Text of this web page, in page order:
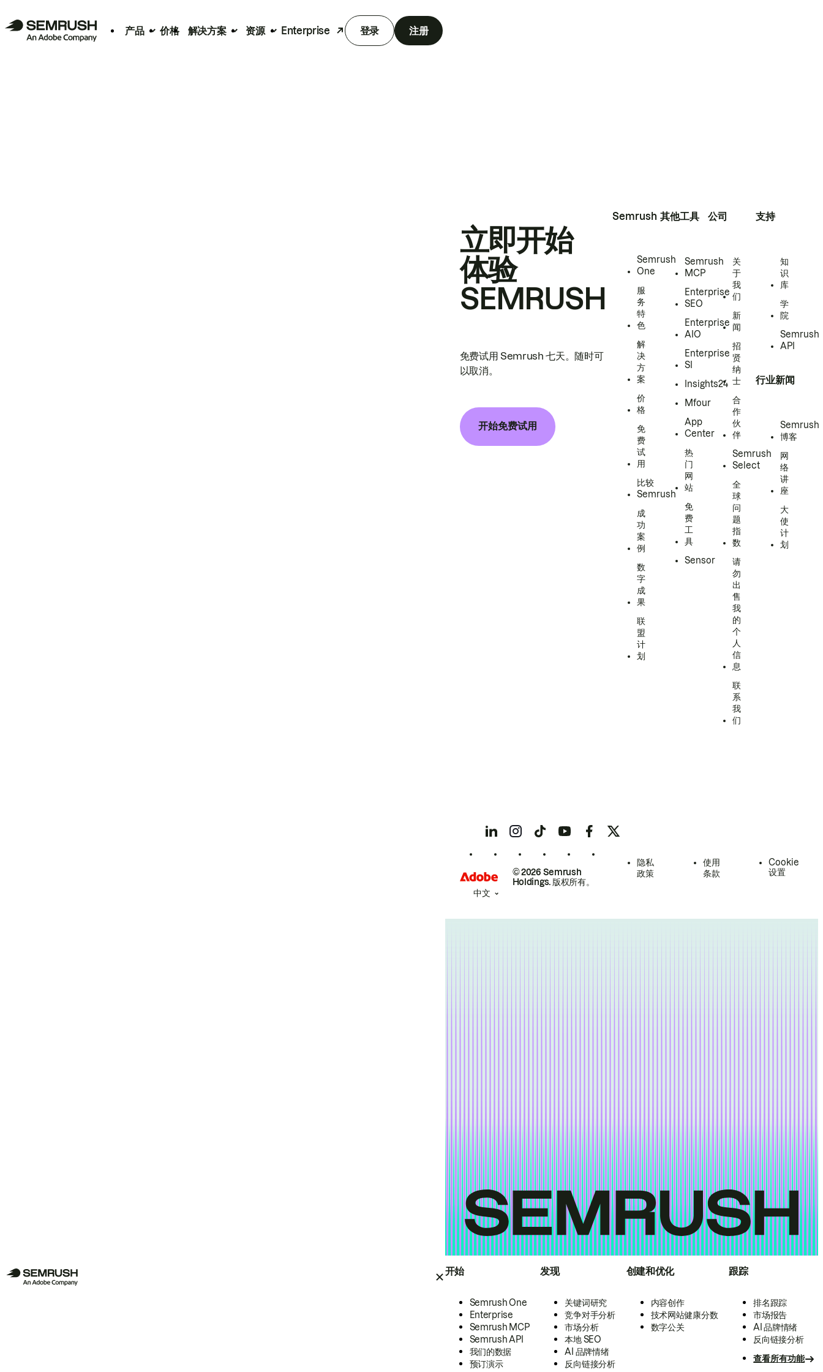
产品 价格 解决方案 资源 Enterprise 登录 注册
开始
Semrush One
Enterprise
Semrush MCP
Semrush API
我们的数据
预订演示
发现
关键词研究
竞争对手分析
市场分析
本地 SEO
AI 品牌情绪
反向链接分析
创建和优化
内容创作
技术网站健康分数
数字公关
跟踪
排名跟踪
市场报告
AI 品牌情绪
反向链接分析
查看所有功能
立即开始
体验
SEMRUSH
免费试用 Semrush 七天。随时可
以取消。
开始免费试用
Semrush
Semrush
One
服
务
特
色
解
决
方
案
价
格
免
费
试
用
比较
Semrush
成
功
案
例
数
字
成
果
联
盟
计
划
其他工具
Semrush
MCP
Enterprise
SEO
Enterprise
AIO
Enterprise
SI
Insights24
Mfour
App
Center
热
门
网
站
免
费
工
具
Sensor
公司
关
于
我
们
新
闻
招
贤
纳
士
合
作
伙
伴
Semrush
Select
全
球
问
题
指
数
请
勿
出
售
我
的
个
人
信
息
联
系
我
们
支持
知
识
库
学
院
Semrush
API
行业新闻
Semrush
博客
网
络
讲
座
大
使
计
划
© 2026 Semrush
Holdings. 版权所有。
隐私
政策
使用
条款
Cookie
设置
中文